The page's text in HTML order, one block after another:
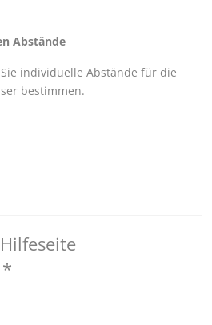
Abstände
individuelle Abstände für die
bestimmen.
*